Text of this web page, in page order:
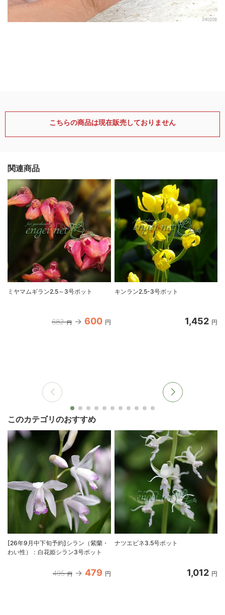
こちらの商品は現在販売しておりません
関連商品
ミヤマムギラン2.5～3号ポット
682 円 600 円
キンラン2.5-3号ポット
1,452 円
このカテゴリのおすすめ
[26年9月中下旬予約]シラン（紫蘭・
わい性）：白花姫シラン3号ポット
495 円 479 円
ナツエビネ3.5号ポット
1,012 円